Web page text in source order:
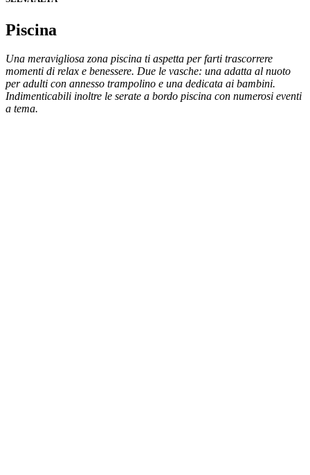
Piscina
Una meravigliosa zona piscina ti aspetta per farti trascorrere
momenti di relax e benessere. Due le vasche: una adatta al nuoto
per adulti con annesso trampolino e una dedicata ai bambini.
Indimenticabili inoltre le serate a bordo piscina con numerosi eventi
a tema.